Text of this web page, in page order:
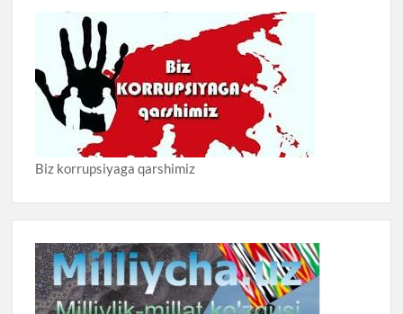
Biz korrupsiyaga qarshimiz